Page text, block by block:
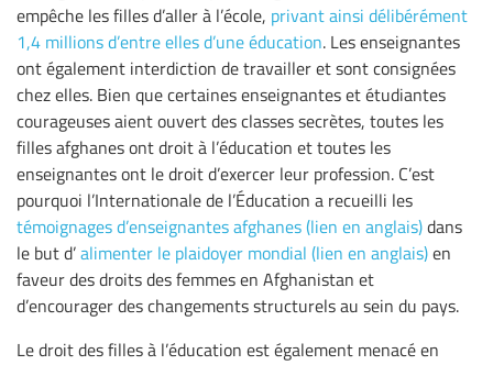
empêche les filles d’aller à l’école, privant ainsi délibérément
1,4 millions d’entre elles d’une éducation. Les enseignantes
ont également interdiction de travailler et sont consignées
chez elles. Bien que certaines enseignantes et étudiantes
courageuses aient ouvert des classes secrètes, toutes les
filles afghanes ont droit à l’éducation et toutes les
enseignantes ont le droit d’exercer leur profession. C’est
pourquoi l’Internationale de l’Éducation a recueilli les
témoignages d’enseignantes afghanes (lien en anglais)dans
le but d’alimenter le plaidoyer mondial (lien en anglais)en
faveur des droits des femmes en Afghanistan et
d’encourager des changements structurels au sein du pays.
Le droit des filles à l’éducation est également menacé en